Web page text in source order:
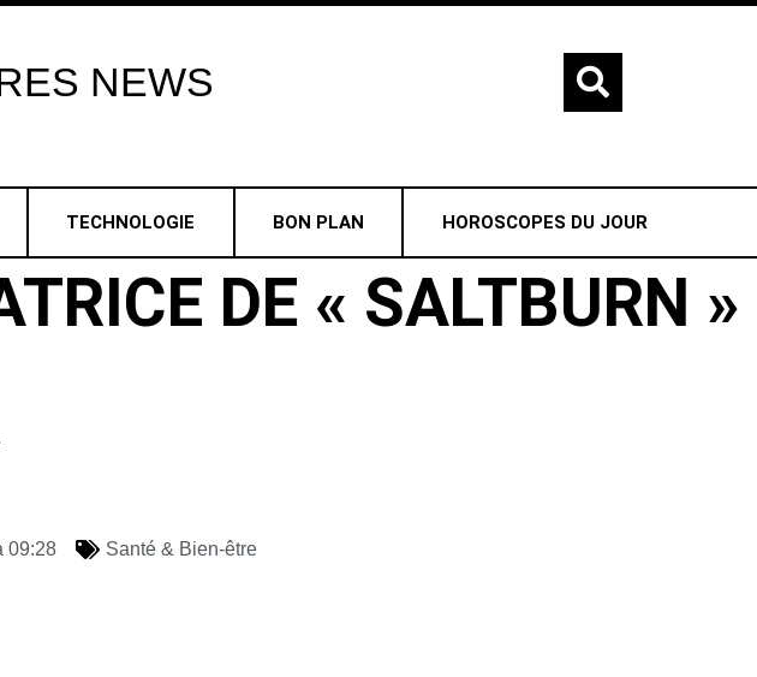
NEWS
TECHNOLOGIE BON PLAN HOROSCOPES DU JOUR
DE « SALTBURN »
09:28 Santé & Bien-être